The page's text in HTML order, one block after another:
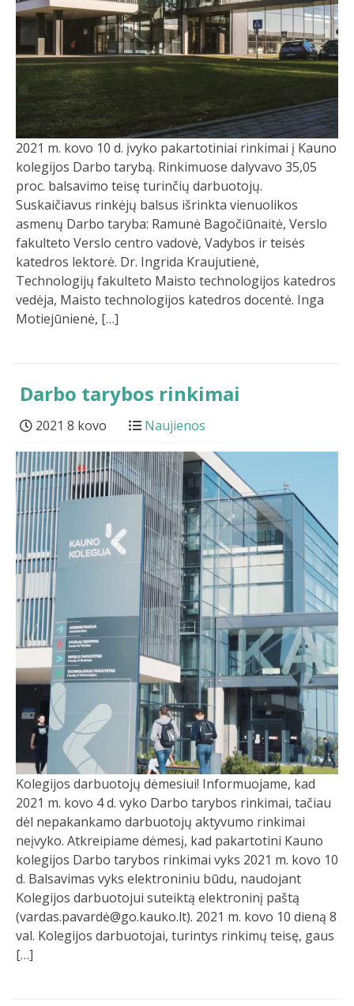
2021 m. kovo 10 d. įvyko pakartotiniai rinkimai į Kauno
kolegijos Darbo tarybą. Rinkimuose dalyvavo 35,05
proc. balsavimo teisę turinčių darbuotojų.
Suskaičiavus rinkėjų balsus išrinkta vienuolikos
asmenų Darbo taryba: Ramunė Bagočiūnaitė, Verslo
fakulteto Verslo centro vadovė, Vadybos ir teisės
katedros lektorė. Dr. Ingrida Kraujutienė,
Technologijų fakulteto Maisto technologijos katedros
vedėja, Maisto technologijos katedros docentė. Inga
Motiejūnienė, […]
Darbo tarybos rinkimai
2021 8 kovo Naujienos
Kolegijos darbuotojų dėmesiui! Informuojame, kad
2021 m. kovo 4 d. vyko Darbo tarybos rinkimai, tačiau
dėl nepakankamo darbuotojų aktyvumo rinkimai
neįvyko. Atkreipiame dėmesį, kad pakartotini Kauno
kolegijos Darbo tarybos rinkimai vyks 2021 m. kovo 10
d. Balsavimas vyks elektroniniu būdu, naudojant
Kolegijos darbuotojui suteiktą elektroninį paštą
(vardas.pavardė@go.kauko.lt). 2021 m. kovo 10 dieną 8
val. Kolegijos darbuotojai, turintys rinkimų teisę, gaus
[…]